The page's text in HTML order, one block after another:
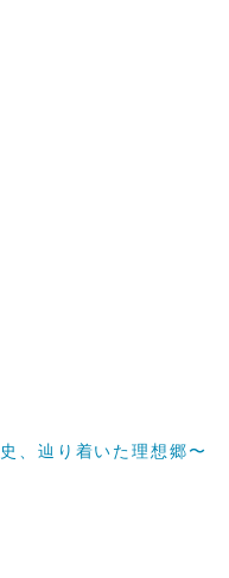
、辿り着いた理想郷〜